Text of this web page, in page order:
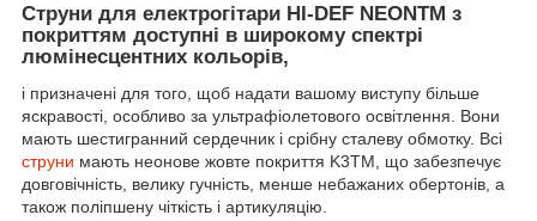
Струни для електрогітари HI-DEF NEONTM з
покриттям доступні в широкому спектрі
люмінесцентних кольорів,
і призначені для того, щоб надати вашому виступу більше
яскравості, особливо за ультрафіолетового освітлення. Вони
мають шестигранний сердечник і срібну сталеву обмотку. Всі
струни мають неонове жовте покриття K3TM, що забезпечує
довговічність, велику гучність, менше небажаних обертонів, а
також поліпшену чіткість і артикуляцію.